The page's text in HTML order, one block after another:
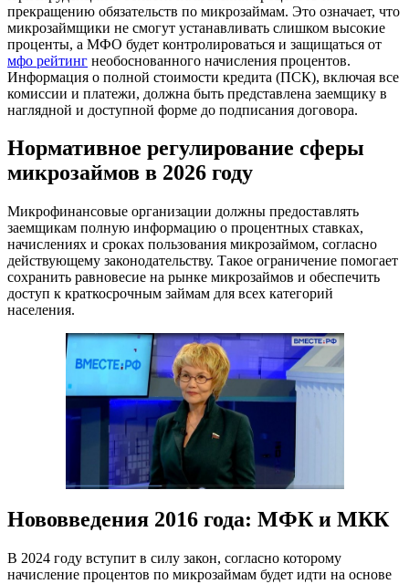
прекращению обязательств по микрозаймам. Это означает, что
микрозаймщики не смогут устанавливать слишком высокие
проценты, а МФО будет контролироваться и защищаться от
мфо рейтинг необоснованного начисления процентов.
Информация о полной стоимости кредита (ПСК), включая все
комиссии и платежи, должна быть представлена заемщику в
наглядной и доступной форме до подписания договора.
Нормативное регулирование сферы
микрозаймов в 2026 году
Микрофинансовые организации должны предоставлять
заемщикам полную информацию о процентных ставках,
начислениях и сроках пользования микрозаймом, согласно
действующему законодательству. Такое ограничение помогает
сохранить равновесие на рынке микрозаймов и обеспечить
доступ к краткосрочным займам для всех категорий
населения.
Нововведения 2016 года: МФК и МКК
В 2024 году вступит в силу закон, согласно которому
начисление процентов по микрозаймам будет идти на основе